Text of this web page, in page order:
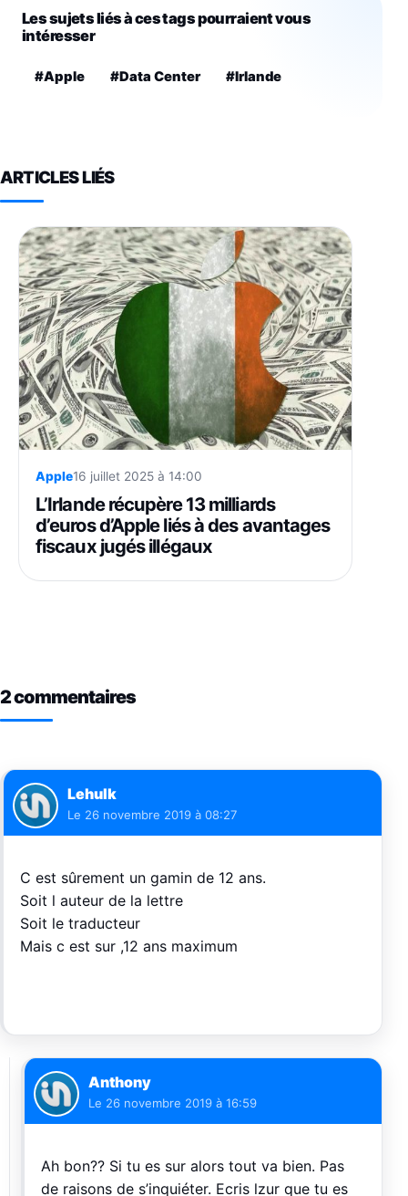
Les sujets liés à ces tags pourraient vous
intéresser
#Apple #Data Center #Irlande
ARTICLES LIÉS
Apple16 juillet 2025 à 14:00
L’Irlande récupère 13 milliards
d’euros d’Apple liés à des avantages
fiscaux jugés illégaux
2 commentaires
Lehulk
Le 26 novembre 2019 à 08:27
C est sûrement un gamin de 12 ans.
Soit l auteur de la lettre
Soit le traducteur
Mais c est sur ,12 ans maximum
Anthony
Le 26 novembre 2019 à 16:59
Ah bon?? Si tu es sur alors tout va bien. Pas
de raisons de s’inquiéter. Ecris lzur que tu es